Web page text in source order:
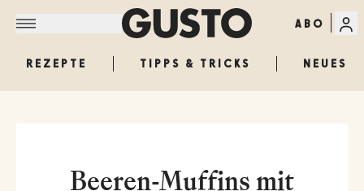
ABO
REZEPTE TIPPS & TRICKS NEUES
Beeren-Muffins mit